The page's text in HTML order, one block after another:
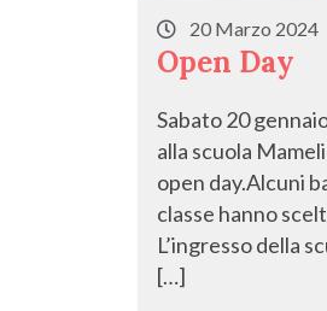
20 Marzo 2024
Open Day
Sabato 20
alla scuola
open day.Alcuni
classe hanno
L’ingresso della
[…]